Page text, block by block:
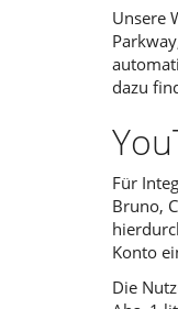
Unsere
dazu
Für
Bruno,
Konto
Die